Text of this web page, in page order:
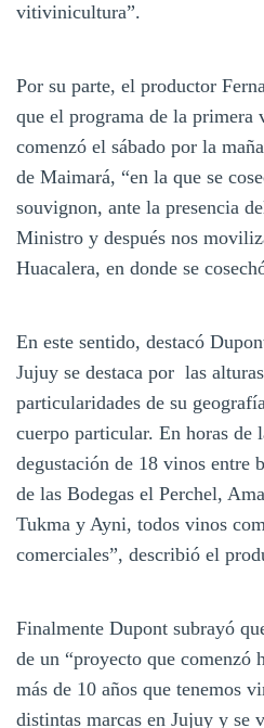
vitivinicultura”.
Por su parte, el productor
que el programa de la primera
comenzó el sábado por la
de Maimará, “en la que se
souvignon, ante la presencia
Ministro y después nos
Huacalera, en donde se
En este sentido, destacó
Jujuy se destaca por las
particularidades de su
cuerpo particular. En horas de
degustación de 18 vinos entre
de las Bodegas el Perchel,
Tukma y Ayni, todos vinos
comerciales”, describió el
Finalmente Dupont subrayó
de un “proyecto que comenzó
más de 10 años que tenemos
distintas marcas en Jujuy y se